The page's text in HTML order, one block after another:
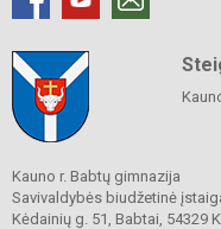
Kauno r. Babtų gimnazija
Savivaldybės biudžetinė
Kėdainių g. 51, Babtai, 54329